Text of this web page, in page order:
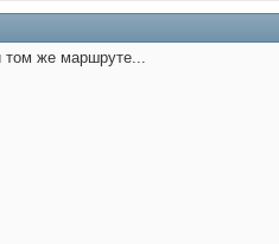
же маршруте...